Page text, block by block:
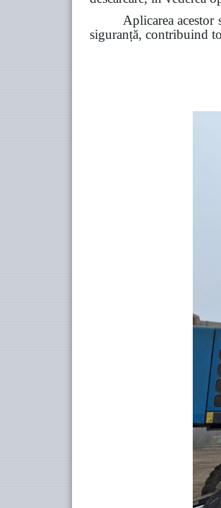
Aplicarea
siguranță, contribuind